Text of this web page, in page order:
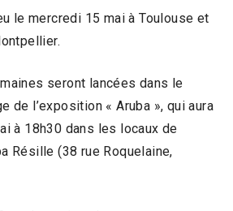
le mercredi 15 mai à Toulouse et
seront lancées dans le
de l’exposition « Aruba », qui aura
à 18h30 dans les locaux de
Résille (38 rue Roquelaine,